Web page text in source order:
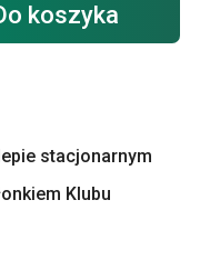
koszyka
stacjonarnym
Klubu